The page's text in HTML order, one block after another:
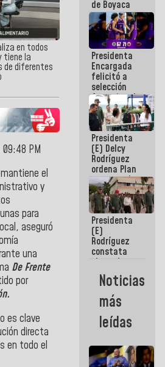
en todos
tiene la
de diferentes
PM
mantiene el
y
para
aseguró
una
De Frente
por
es clave
directa
en todo el
de Boyaca
representa
un capítulo
decisivo en
la gesta
emancipadora
de nuestra
América
Presidenta
Encargada
felicitó a
selección
femenina de
baloncesto
por su
clasificación
a la
AmeriCup
2027
Presidenta
(E) Delcy
Rodríguez
ordena Plan
maestro de
desarrollo
logístico y
turístico
para La
Guaira
Presidenta
(E)
Rodríguez
constata
obras de
rehabilitación
de Escuela
Militar de
Mamo en La
Guaira
Noticias
más
leídas